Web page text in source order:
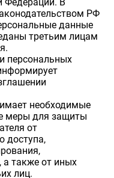
Федерации. В
РФ
данные
третьим лицам
персональных
необходимые
меры для защиты
от
доступа,
а также от иных
лиц.